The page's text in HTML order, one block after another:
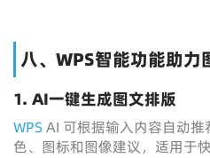
八、WPS智能功能助力
1. AI一键生成图文排版
WPS AI 可根据输入内容自动
色、图标和图像建议，适用于